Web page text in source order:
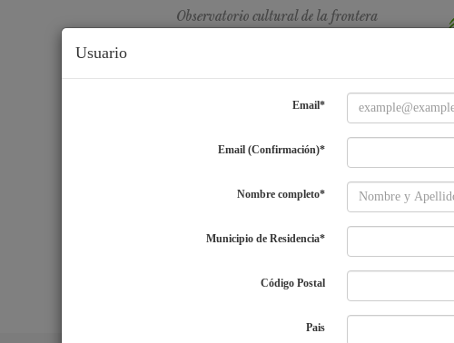
Usuario
Email*
Email (Confirmación)*
Nombre completo*
Municipio de Residencia*
Código Postal
Pais
Email